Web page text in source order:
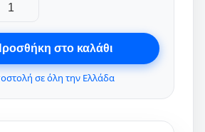
στο καλάθι
σε όλη την Ελλάδα